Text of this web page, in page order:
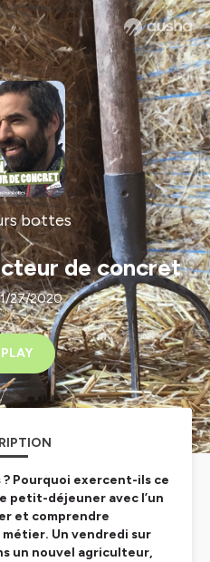
bottes
de concret
27/2020
PLAY
Pourquoi exercent-ils ce
petit-déjeuner avec l’un
et comprendre
Un vendredi sur
un nouvel agriculteur,